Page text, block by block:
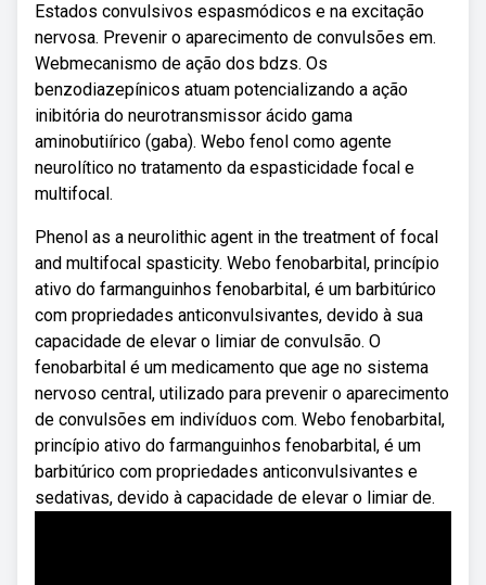
Estados convulsivos espasmódicos e na excitação
nervosa. Prevenir o aparecimento de convulsões em.
Webmecanismo de ação dos bdzs. Os
benzodiazepínicos atuam potencializando a ação
inibitória do neurotransmissor ácido gama
aminobutiírico (gaba). Webo fenol como agente
neurolítico no tratamento da espasticidade focal e
multifocal.
Phenol as a neurolithic agent in the treatment of focal
and multifocal spasticity. Webo fenobarbital, princípio
ativo do farmanguinhos fenobarbital, é um barbitúrico
com propriedades anticonvulsivantes, devido à sua
capacidade de elevar o limiar de convulsão. O
fenobarbital é um medicamento que age no sistema
nervoso central, utilizado para prevenir o aparecimento
de convulsões em indivíduos com. Webo fenobarbital,
princípio ativo do farmanguinhos fenobarbital, é um
barbitúrico com propriedades anticonvulsivantes e
sedativas, devido à capacidade de elevar o limiar de.